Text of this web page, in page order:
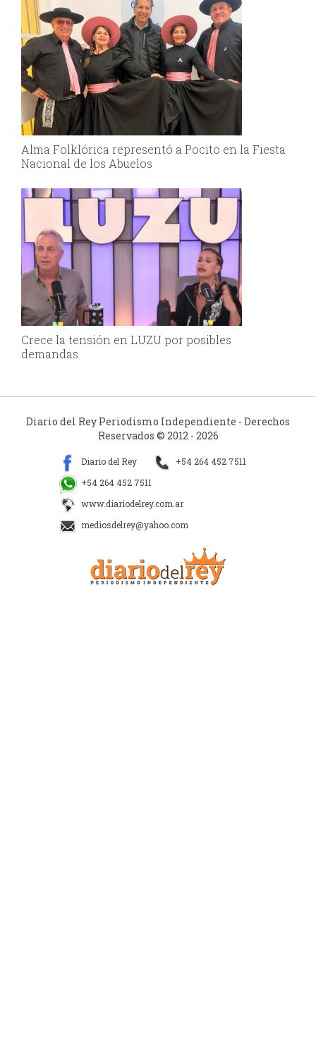
Alma Folklórica representó a Pocito en la Fiesta
Nacional de los Abuelos
Crece la tensión en LUZU por posibles
demandas
Diario del Rey Periodismo Independiente - Derechos
Reservados © 2012 - 2026
Diario del Rey
+54 264 452 7511
+54 264 452 7511
www.diariodelrey.com.ar
mediosdelrey@yahoo.com